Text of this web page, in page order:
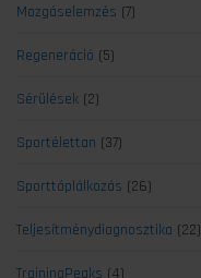
Mozgáselemzés (7)
Regeneráció (5)
Sérülések (2)
Sportélettan (37)
Sporttáplálkozás (26)
Teljesítménydiagnosztika (22)
TrainingPeaks (4)